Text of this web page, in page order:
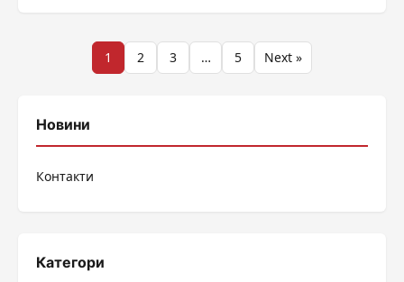
Разделяне
публикациите
1 2 3 … 5 Next »
Новини
Контакти
Категори